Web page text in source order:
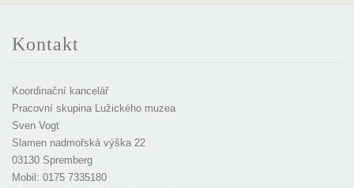
Kontakt
Koordinační kancelář
Pracovní skupina Lužického muzea
Sven Vogt
Slamen nadmořská výška 22
03130 Spremberg
Mobil: 0175 7335180